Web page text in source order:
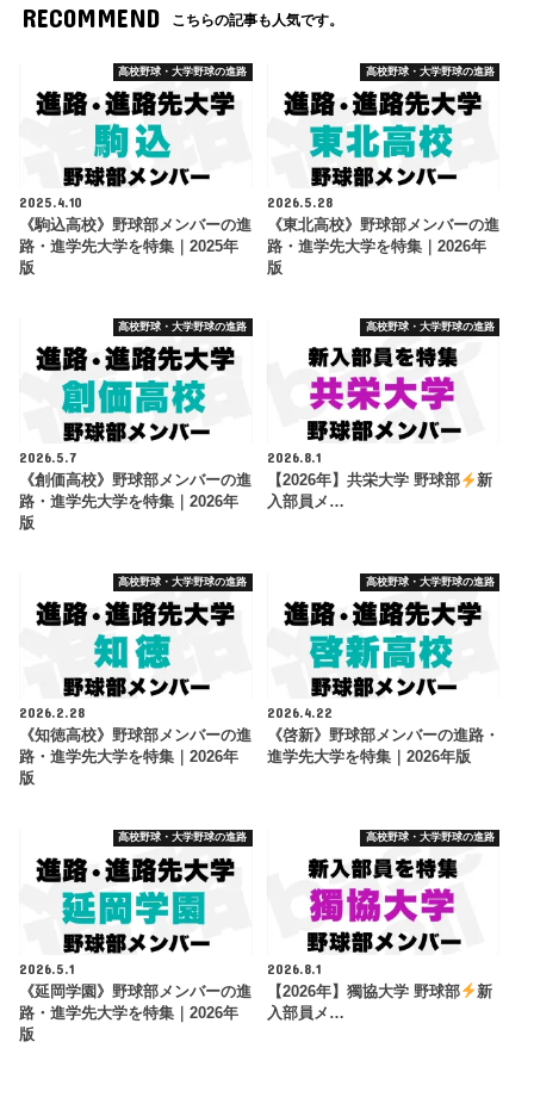
RECOMMEND こちらの記事も人気です。
高校野球・大学野球の進路
2025.4.10
《駒込高校》野球部メンバーの進
路・進学先大学を特集｜2025年
版
高校野球・大学野球の進路
2026.5.28
《東北高校》野球部メンバーの進
路・進学先大学を特集｜2026年
版
高校野球・大学野球の進路
2026.5.7
《創価高校》野球部メンバーの進
路・進学先大学を特集｜2026年
版
高校野球・大学野球の進路
2026.8.1
【2026年】共栄大学 野球部
新
入部員メ…
高校野球・大学野球の進路
2026.2.28
《知徳高校》野球部メンバーの進
路・進学先大学を特集｜2026年
版
高校野球・大学野球の進路
2026.4.22
《啓新》野球部メンバーの進路・
進学先大学を特集｜2026年版
高校野球・大学野球の進路
2026.5.1
《延岡学園》野球部メンバーの進
路・進学先大学を特集｜2026年
版
高校野球・大学野球の進路
2026.8.1
【2026年】獨協大学 野球部
新
入部員メ…